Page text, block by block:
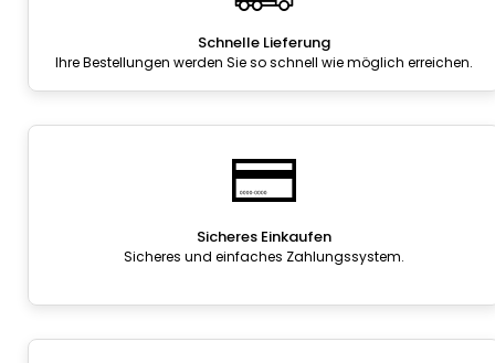
Schnelle Lieferung
Ihre Bestellungen werden Sie so schnell wie möglich erreichen.
Sicheres Einkaufen
Sicheres und einfaches Zahlungssystem.